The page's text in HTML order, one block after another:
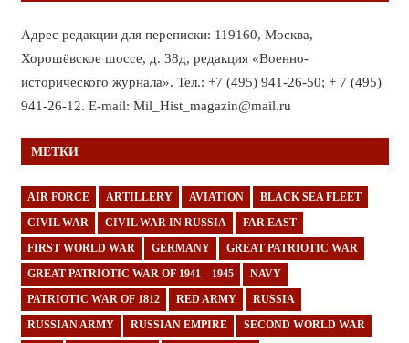
Адрес редакции для переписки: 119160, Москва,
Хорошёвское шоссе, д. 38д, редакция «Военно-
исторического журнала». Тел.: +7 (495) 941-26-50; + 7 (495)
941-26-12. E-mail: Mil_Hist_magazin@mail.ru
МЕТКИ
AIR FORCE ARTILLERY AVIATION BLACK SEA FLEET
CIVIL WAR CIVIL WAR IN RUSSIA FAR EAST
FIRST WORLD WAR GERMANY GREAT PATRIOTIC WAR
GREAT PATRIOTIC WAR OF 1941—1945 NAVY
PATRIOTIC WAR OF 1812 RED ARMY RUSSIA
RUSSIAN ARMY RUSSIAN EMPIRE SECOND WORLD WAR